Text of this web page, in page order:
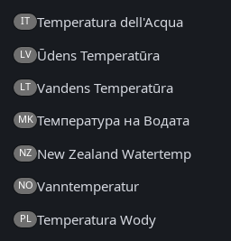
IT Temperatura dell'Acqua
LV Ūdens Temperatūra
LT Vandens Temperatūra
MK Температура на Водата
NZ New Zealand Watertemp
NO Vanntemperatur
PL Temperatura Wody